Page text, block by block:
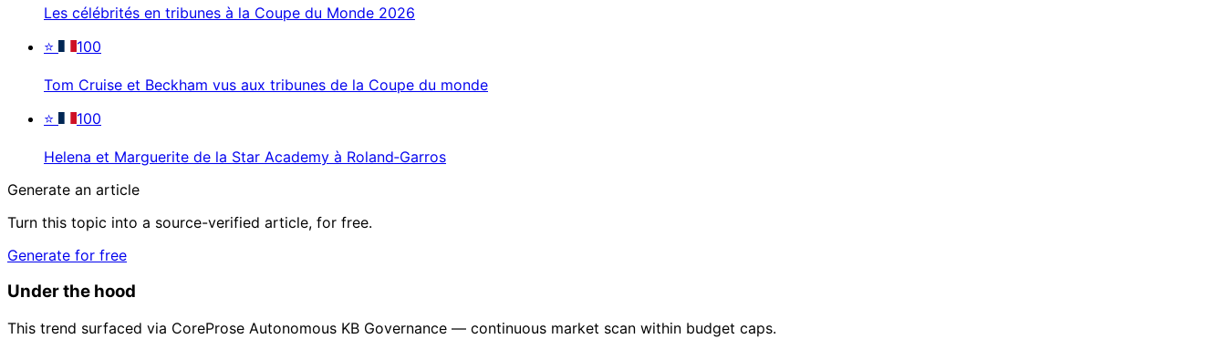
Les célébrités en tribunes à la Coupe du Monde 2026
⭐
100
Tom Cruise et Beckham vus aux tribunes de la Coupe du monde
⭐
100
Helena et Marguerite de la Star Academy à Roland‑Garros
Generate an article
Turn this topic into a source-verified article, for free.
Generate for free
Under the hood
This trend surfaced via CoreProse Autonomous KB Governance — continuous market scan within budget caps.